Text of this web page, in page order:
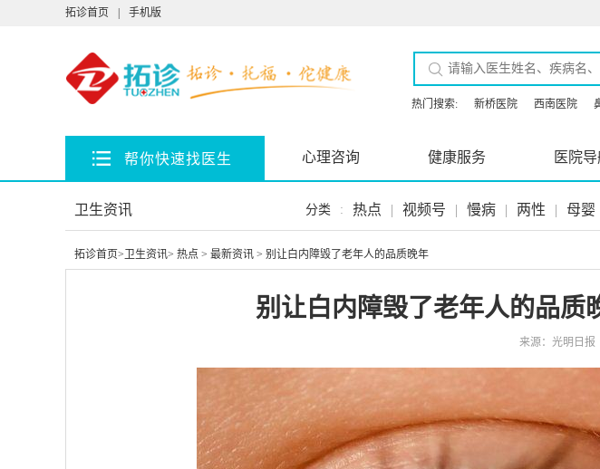
拓诊首页 手机版
热门搜索: 新桥医院 西南医院
帮你快速找医生 心理咨询 健康服务 医院
卫生资讯 分类 : 热点 | 视频号 | 慢病 | 两性 | 母婴
拓诊首页> 卫生资讯> 热点 > 最新资讯 > 别让白内障毁了老年人的品质晚年
别让白内障毁了老年人的品质
来源：光明日